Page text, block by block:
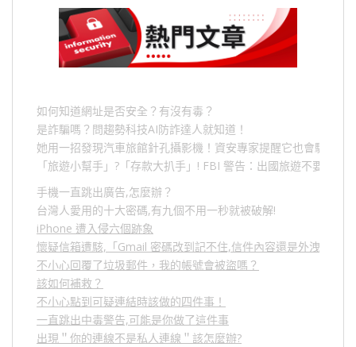
如何知道網址是否安全？有沒有毒？
是詐騙嗎？問趨勢科技AI防詐達人就知道！
她用一招發現汽車旅館針孔攝影機！資安專家提醒它也會駭人成
「旅遊小幫手」 ? 「存款大扒手」 ! FBI 警告：出國旅遊不要做的
手機一直跳出廣告,怎麼辦？
台灣人愛用的十大密碼,有九個不用一秒就被破解!
iPhone 遭入侵六個跡象
懷疑信箱遭駭,「Gmail 密碼改到記不住,信件內容還是外洩？」,
不小心回覆了垃圾郵件，我的帳號會被盜嗎？
該如何補救？
不小心點到可疑連結時該做的四件事！
一直跳出中毒警告,可能是你做了這件事
出現＂你的連線不是私人連線＂該怎麼辦?